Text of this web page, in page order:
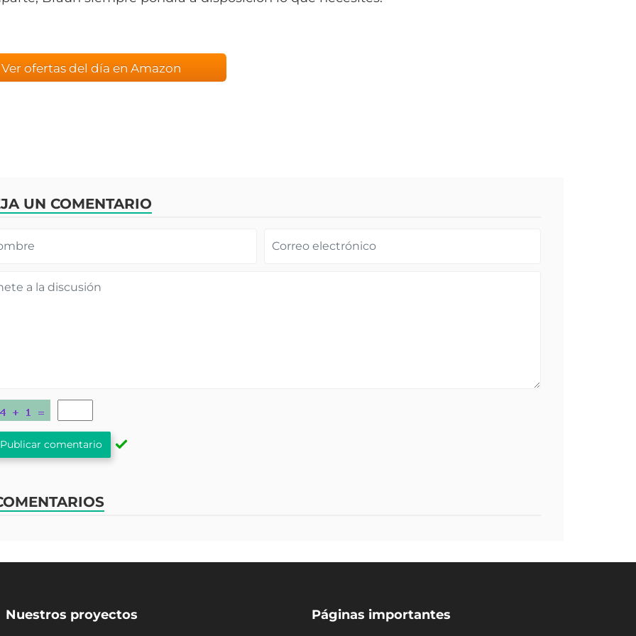
Ver ofertas del día en Amazon
UN COMENTARIO
Publicar comentario
Nuestros proyectos Páginas importantes